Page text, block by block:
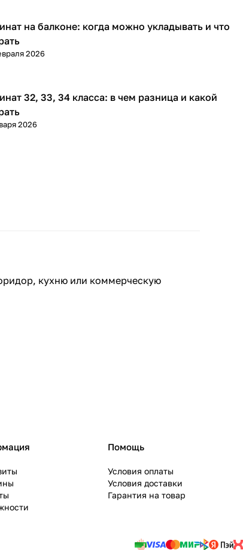
покрытия
на балконе: когда можно укладывать и что
2026
покрытия
32, 33, 34 класса: в чем разница и какой
2026
кухню или коммерческую
Помощь
Условия оплаты
Условия доставки
Гарантия на товар